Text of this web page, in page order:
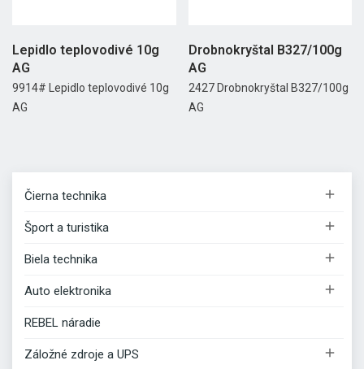
Čierna technika 
Šport a turistika 
Biela technika 
Auto elektronika 
REBEL náradie
Záložné zdroje a UPS 
Lepidlo teplovodivé 10g
AG
9914# Lepidlo teplovodivé 10g
AG
Drobnokryštal B327/100g
AG
2427 Drobnokryštal B327/100g
AG